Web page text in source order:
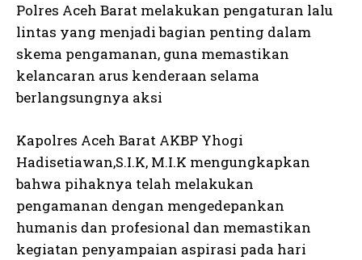
Polres Aceh Barat melakukan pengaturan lalu
lintas yang menjadi bagian penting dalam
skema pengamanan, guna memastikan
kelancaran arus kenderaan selama
berlangsungnya aksi
Kapolres Aceh Barat AKBP Yhogi
Hadisetiawan,S.I.K, M.I.K mengungkapkan
bahwa pihaknya telah melakukan
pengamanan dengan mengedepankan
humanis dan profesional dan memastikan
kegiatan penyampaian aspirasi pada hari